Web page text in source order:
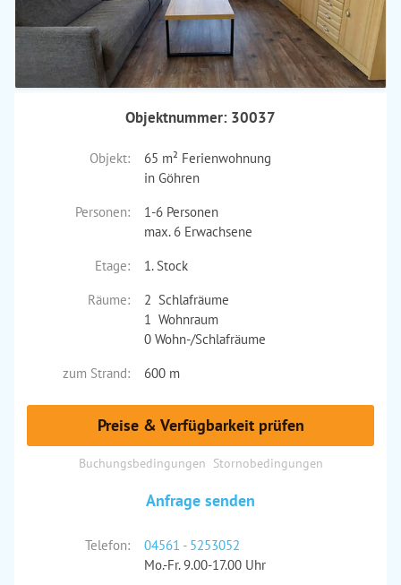
Objektnummer: 30037
Objekt:
65 m² Ferienwohnung
in Göhren
Personen:
1-6 Personen
max. 6 Erwachsene
Etage:
1. Stock
Räume:
2 Schlafräume
1 Wohnraum
0 Wohn-/Schlafräume
zum Strand:
600 m
Preise & Verfügbarkeit prüfen
Buchungsbedingungen Stornobedingungen
Anfrage senden
Telefon:
04561 - 5253052
Mo.-Fr. 9.00-17.00 Uhr